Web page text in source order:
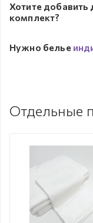
Хотите
комплект?
Нужно белье
Отдельные